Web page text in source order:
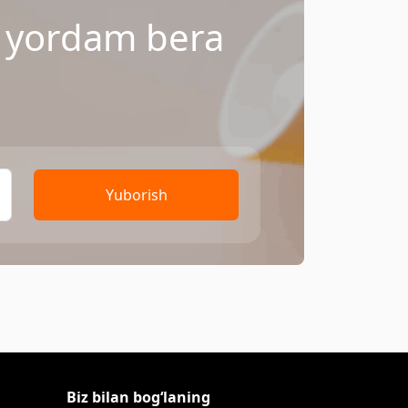
bera
Yuborish
Biz bilan bog‘laning